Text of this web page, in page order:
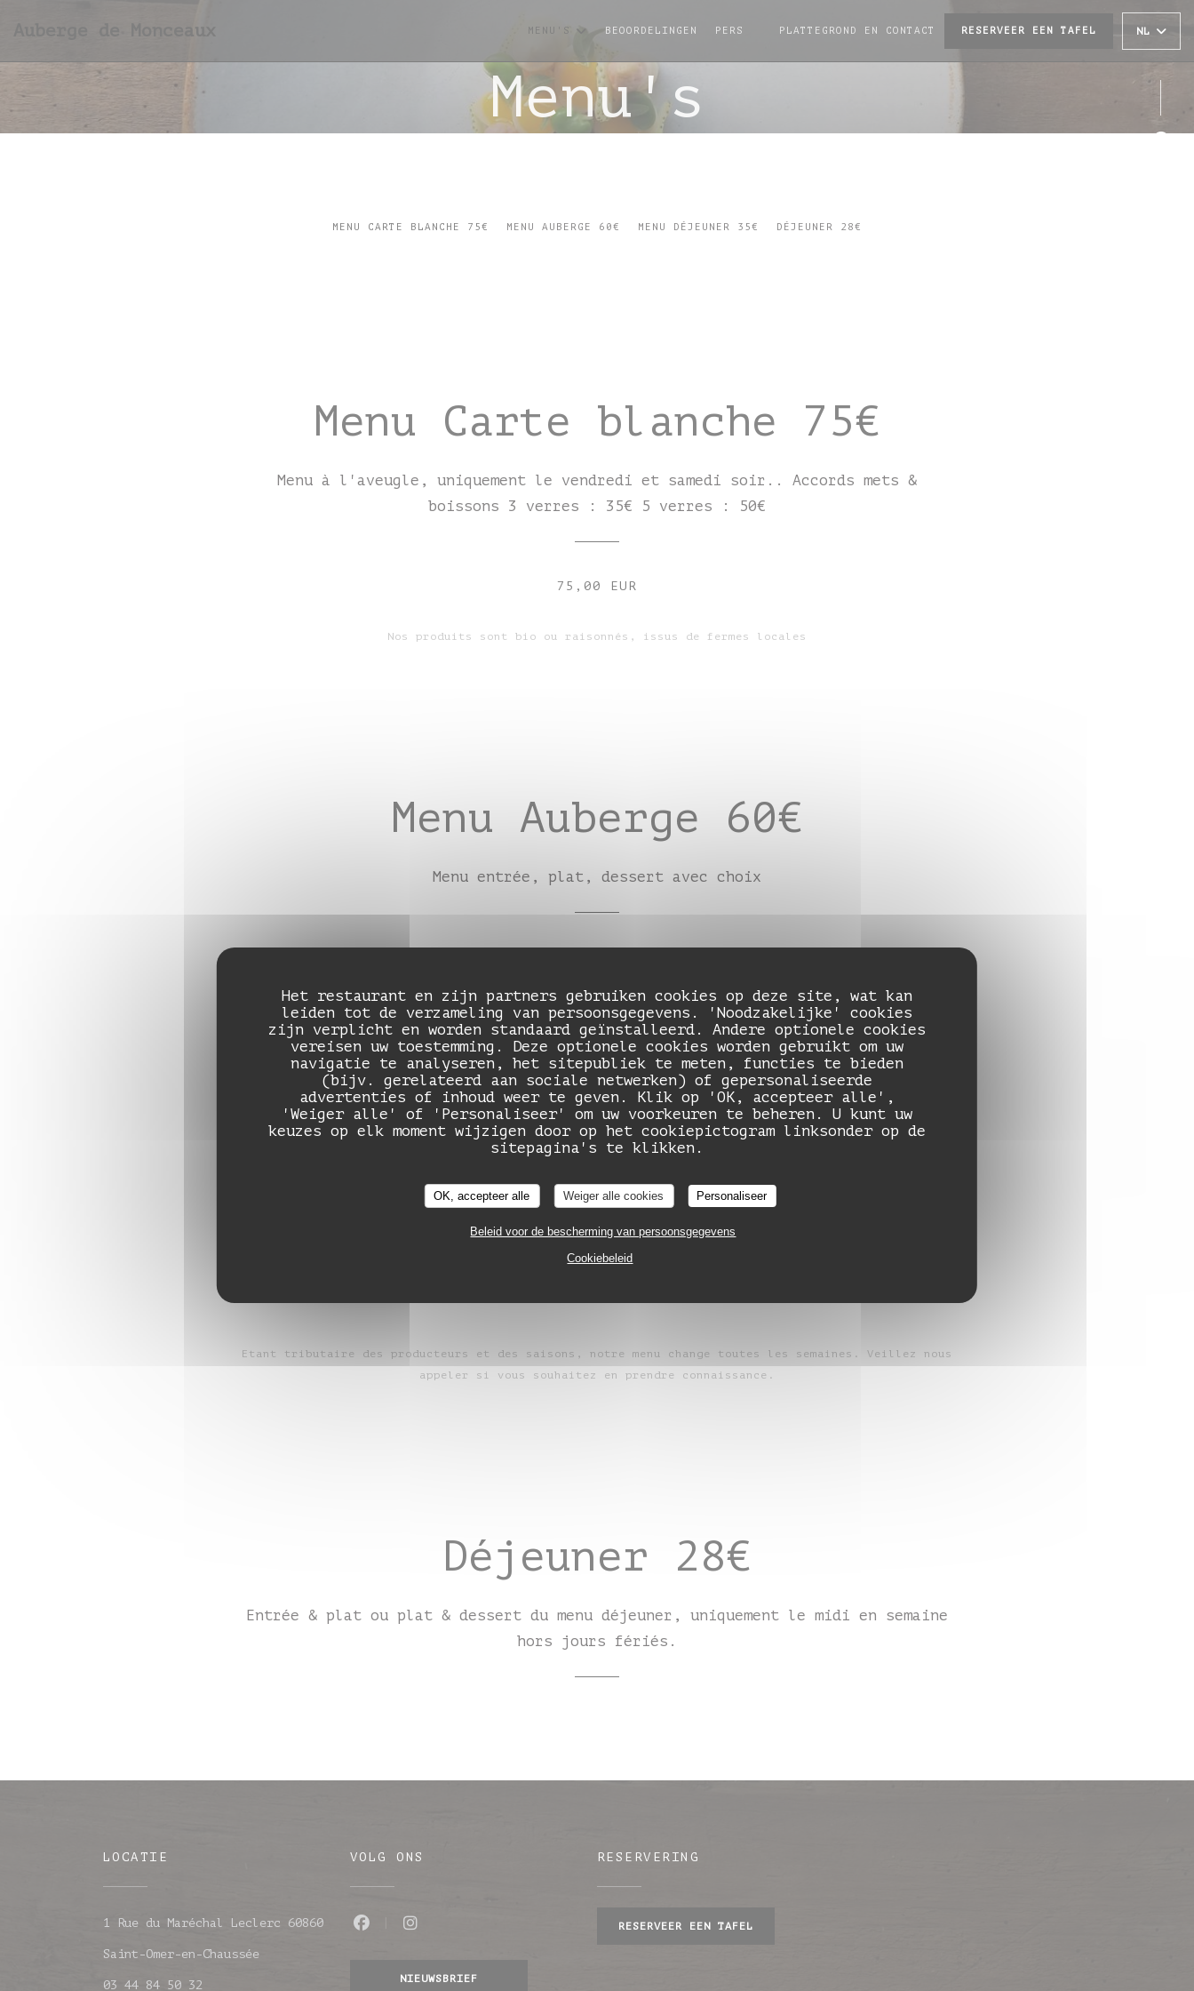
Het restaurant en zijn partners gebruiken cookies op deze site, wat kan
leiden tot de verzameling van persoonsgegevens. 'Noodzakelijke' cookies
zijn verplicht en worden standaard geïnstalleerd. Andere optionele cookies
vereisen uw toestemming. Deze optionele cookies worden gebruikt om uw
navigatie te analyseren, het sitepubliek te meten, functies te bieden
(bijv. gerelateerd aan sociale netwerken) of gepersonaliseerde
advertenties of inhoud weer te geven. Klik op 'OK, accepteer alle',
'Weiger alle' of 'Personaliseer' om uw voorkeuren te beheren. U kunt uw
keuzes op elk moment wijzigen door op het cookiepictogram linksonder op de
sitepagina's te klikken.
OK, accepteer alle Weiger alle cookies Personaliseer
Beleid voor de bescherming van persoonsgegevens
Cookiebeleid
Auberge de Monceaux MENU'S BEOORDELINGEN PERS PLATTEGROND EN CONTACT RESERVEER EEN TAFEL NL
Menu's
MENU CARTE BLANCHE 75€ MENU AUBERGE 60€ MENU DÉJEUNER 35€ DÉJEUNER 28€
Menu Carte blanche 75€
Menu à l'aveugle, uniquement le vendredi et samedi soir.. Accords mets &
boissons 3 verres : 35€ 5 verres : 50€
75,00 EUR
Nos produits sont bio ou raisonnés, issus de fermes locales
Menu Auberge 60€
Menu entrée, plat, dessert avec choix
Menu Déjeuner 35€
Menu entrée, plat & dessert, uniquement le midi en semaine (mercredi, jeudi et
Etant tributaire des producteurs et des saisons, notre menu change toutes les semaines. Veillez nous
appeler si vous souhaitez en prendre connaissance.
Déjeuner 28€
Entrée & plat ou plat & dessert du menu déjeuner, uniquement le midi en semaine
hors jours fériés.
LOCATIE
1 Rue du Maréchal Leclerc 60860
Saint-Omer-en-Chaussée((opent in een nieuw venster))
03 44 84 50 32
VOLG ONS
NIEUWSBRIEF
RESERVERING
RESERVEER EEN TAFEL
Auberge de Monceaux